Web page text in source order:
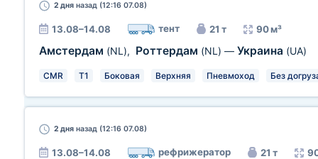
2 дня назад (12:16 07.08)
13.08–14.08 тент 21 т 90 м³
Амстердам (NL), Роттердам (NL) — Украина (UA)
CMR T1 Боковая Верхняя Пневмоход Без
2 дня назад (12:16 07.08)
13.08–14.08 рефрижератор 21 т